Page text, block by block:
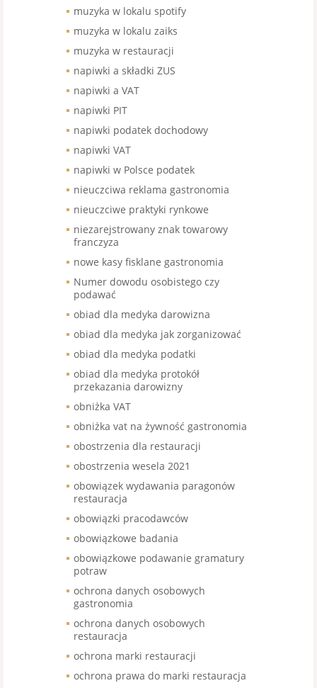
muzyka w lokalu spotify
muzyka w lokalu zaiks
muzyka w restauracji
napiwki a składki ZUS
napiwki a VAT
napiwki PIT
napiwki podatek dochodowy
napiwki VAT
napiwki w Polsce podatek
nieuczciwa reklama gastronomia
nieuczciwe praktyki rynkowe
niezarejstrowany znak towarowy
franczyza
nowe kasy fisklane gastronomia
Numer dowodu osobistego czy
podawać
obiad dla medyka darowizna
obiad dla medyka jak zorganizować
obiad dla medyka podatki
obiad dla medyka protokół
przekazania darowizny
obniżka VAT
obniżka vat na żywność gastronomia
obostrzenia dla restauracji
obostrzenia wesela 2021
obowiązek wydawania paragonów
restauracja
obowiązki pracodawców
obowiązkowe badania
obowiązkowe podawanie gramatury
potraw
ochrona danych osobowych
gastronomia
ochrona danych osobowych
restauracja
ochrona marki restauracji
ochrona prawa do marki restauracja